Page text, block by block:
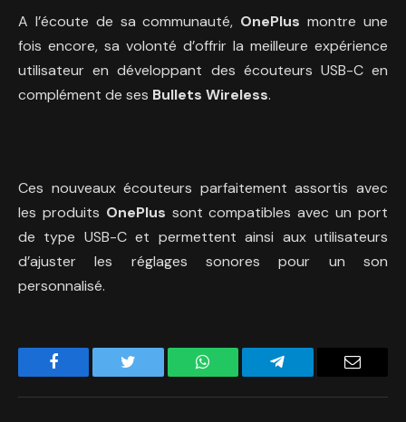
A l’écoute de sa communauté, OnePlus montre une
fois encore, sa volonté d’offrir la meilleure expérience
utilisateur en développant des écouteurs USB-C en
complément de ses Bullets Wireless.
Ces nouveaux écouteurs parfaitement assortis avec
les produits OnePlus sont compatibles avec un port
de type USB-C et permettent ainsi aux utilisateurs
d’ajuster les réglages sonores pour un son
personnalisé.
Facebook Twitter WhatsApp Telegram